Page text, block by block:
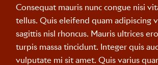
Consequat mauris nunc congue nisi
tellus. Quis eleifend quam adipiscing
sagittis nisl rhoncus. Mauris ultrices
turpis massa tincidunt. Integer quis
vulputate mi sit amet. Quis varius